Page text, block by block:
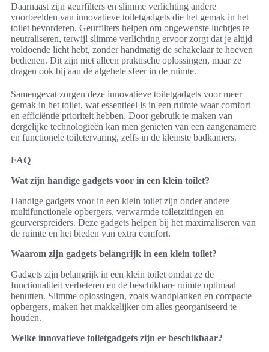
Daarnaast zijn geurfilters en slimme verlichting andere
voorbeelden van innovatieve toiletgadgets die het gemak in het
toilet bevorderen. Geurfilters helpen om ongewenste luchtjes te
neutraliseren, terwijl slimme verlichting ervoor zorgt dat je altijd
voldoende licht hebt, zonder handmatig de schakelaar te hoeven
bedienen. Dit zijn niet alleen praktische oplossingen, maar ze
dragen ook bij aan de algehele sfeer in de ruimte.
Samengevat zorgen deze innovatieve toiletgadgets voor meer
gemak in het toilet, wat essentieel is in een ruimte waar comfort
en efficiëntie prioriteit hebben. Door gebruik te maken van
dergelijke technologieën kan men genieten van een aangenamere
en functionele toiletervaring, zelfs in de kleinste badkamers.
FAQ
Wat zijn handige gadgets voor in een klein toilet?
Handige gadgets voor in een klein toilet zijn onder andere
multifunctionele opbergers, verwarmde toiletzittingen en
geurverspreiders. Deze gadgets helpen bij het maximaliseren van
de ruimte en het bieden van extra comfort.
Waarom zijn gadgets belangrijk in een klein toilet?
Gadgets zijn belangrijk in een klein toilet omdat ze de
functionaliteit verbeteren en de beschikbare ruimte optimaal
benutten. Slimme oplossingen, zoals wandplanken en compacte
opbergers, maken het makkelijker om alles georganiseerd te
houden.
Welke innovatieve toiletgadgets zijn er beschikbaar?